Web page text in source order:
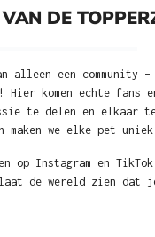
DE
alleen een community
Hier komen echte fans
te delen en elkaar
maken we elke pet
op Instagram en
de wereld zien dat